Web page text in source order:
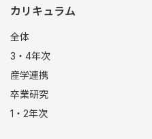
カリキュラム
全体
3・4年次
産学連携
卒業研究
1・2年次